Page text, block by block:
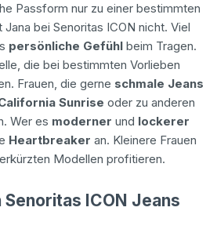
Passform nur zu einer bestimmten
bei Senoritas ICON nicht. Viel
persönliche Gefühl beim Tragen.
die bei bestimmten Vorlieben
Frauen, die gerne schmale Jeans
Sunrise oder zu anderen
Wer es moderner und lockerer
Heartbreaker an. Kleinere Frauen
Modellen profitieren.
ICON Jeans